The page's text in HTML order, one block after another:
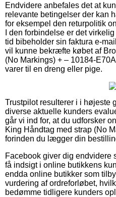
Endvidere anbefales det at
relevante betingelser der kan
for eksempel den returpolitik
I den forbindelse er det
tid bibeholder sin faktura e-
vil kunne bekræfte købet af
(No Markings) + – 10184-
varer til en dreng eller pige.
Trustpilot resulterer i i højeste
diverse aktuelle kunders
går vi ind for, at du udforsker
King Håndtag med strap (No
forinden du lægger din
Facebook giver dig endvidere
få indsigt i online butikkens
endda online butikker som
vurdering af ordreforløbet,
bedømme tidligere kunders